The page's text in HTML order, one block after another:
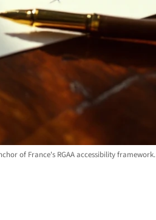
of France's RGAA accessibility framework.